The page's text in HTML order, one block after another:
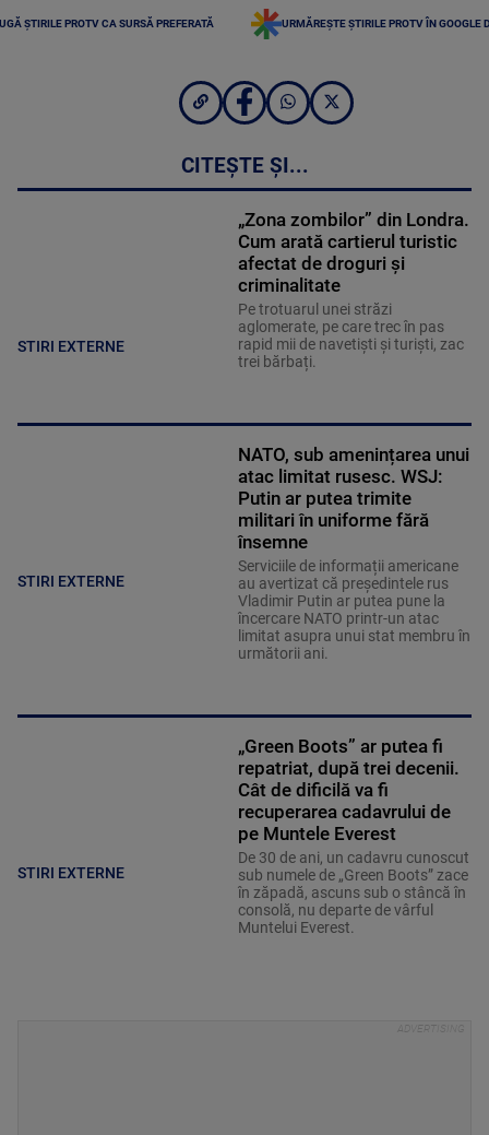
ȘTIRILE PROTV CA SURSĂ PREFERATĂ URMĂREȘTE ȘTIRILE PROTV ÎN GOOGLE
CITEȘTE ȘI...
STIRI EXTERNE
„Zona zombilor” din Londra.
Cum arată cartierul turistic
afectat de droguri și
criminalitate
Pe trotuarul unei străzi
aglomerate, pe care trec în pas
rapid mii de navetiști și turiști, zac
trei bărbați.
STIRI EXTERNE
NATO, sub amenințarea unui
atac limitat rusesc. WSJ:
Putin ar putea trimite
militari în uniforme fără
însemne
Serviciile de informații americane
au avertizat că președintele rus
Vladimir Putin ar putea pune la
încercare NATO printr-un atac
limitat asupra unui stat membru în
următorii ani.
STIRI EXTERNE
„Green Boots” ar putea fi
repatriat, după trei decenii.
Cât de dificilă va fi
recuperarea cadavrului de
pe Muntele Everest
De 30 de ani, un cadavru cunoscut
sub numele de „Green Boots” zace
în zăpadă, ascuns sub o stâncă în
consolă, nu departe de vârful
Muntelui Everest.